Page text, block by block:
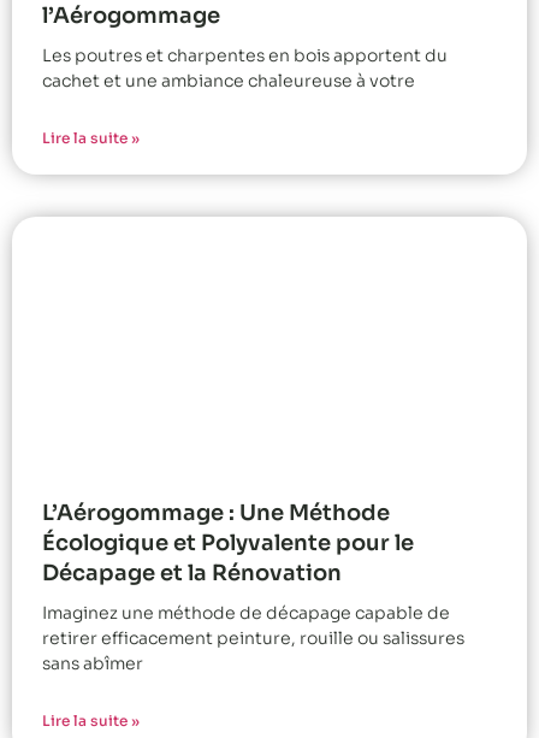
l’Aérogommage
Les poutres et charpentes en bois apportent du
cachet et une ambiance chaleureuse à votre
Lire la suite »
L’Aérogommage : Une Méthode
Écologique et Polyvalente pour le
Décapage et la Rénovation
Imaginez une méthode de décapage capable de
retirer efficacement peinture, rouille ou salissures
sans abîmer
Lire la suite »